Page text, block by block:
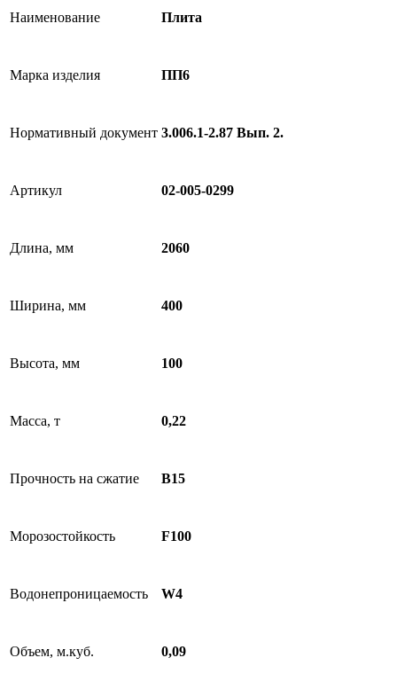
Наименование Плита
Марка изделия ПП6
Нормативный документ 3.006.1-2.87 Вып. 2.
Артикул 02-005-0299
Длина, мм 2060
Ширина, мм 400
Высота, мм 100
Масса, т 0,22
Прочность на сжатие B15
Морозостойкость F100
Водонепроницаемость W4
Объем, м.куб. 0,09